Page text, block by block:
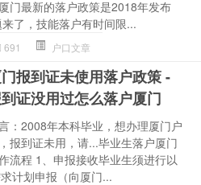
门最新的落户政策是2018年发布
了，技能落户有时间限...
691 户口文章
报到证未使用落户政策 -
证没用过怎么落户厦门
：2008年本科毕业，想办理厦门户
报到证未用，请...毕业生落户厦门
流程 1、申报接收毕业生须进行以
计划申报（向厦门...